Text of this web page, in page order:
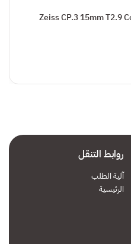
Zeiss CP.3 15mm T2.9
روابط التنقل
آلية الطلب
الرئيسية